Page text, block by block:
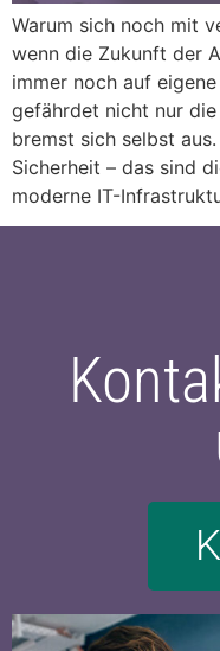
Warum sich noch mit
wenn die Zukunft der
immer noch auf
gefährdet nicht nur
bremst sich selbst
Sicherheit – das sind
moderne IT-